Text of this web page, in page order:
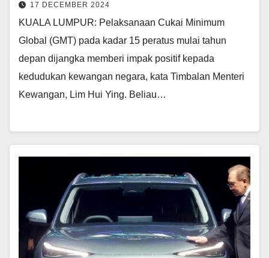
17 DECEMBER 2024
KUALA LUMPUR: Pelaksanaan Cukai Minimum
Global (GMT) pada kadar 15 peratus mulai tahun
depan dijangka memberi impak positif kepada
kedudukan kewangan negara, kata Timbalan Menteri
Kewangan, Lim Hui Ying. Beliau…